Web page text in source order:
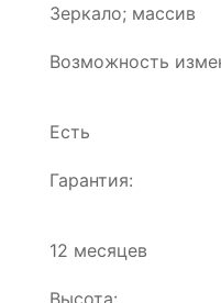
Зеркало; массив
Возможность
Есть
Гарантия:
12 месяцев
Высота: